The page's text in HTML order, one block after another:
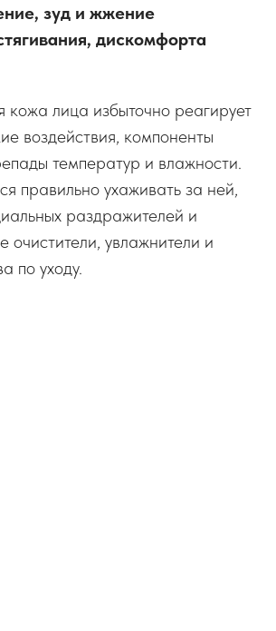
зуд и жжение
дискомфорта
кожа лица избыточно реагирует
воздействия, компоненты
температур и влажности.
правильно ухаживать за ней,
раздражителей и
очистители, увлажнители и
по уходу.